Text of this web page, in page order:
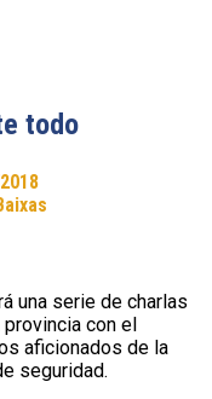
todo
una serie de charlas
con el
aficionados de la
seguridad.